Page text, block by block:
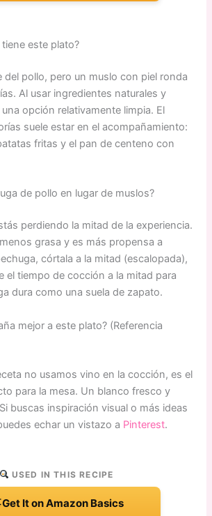
este plato?
del pollo, pero un muslo con piel ronda
Al usar ingredientes naturales y
opción relativamente limpia. El
suele estar en el acompañamiento:
fritas y el pan de centeno con
de pollo en lugar de muslos?
perdiendo la mitad de la experiencia.
grasa y es más propensa a
córtala a la mitad (escalopada),
el tiempo de cocción a la mitad para
dura como una suela de zapato.
mejor a este plato? (Referencia
no usamos vino en la cocción, es el
para la mesa. Un blanco fresco y
buscas inspiración visual o más ideas
echar un vistazo a Pinterest.
USED IN THIS RECIPE
Get It on Amazon Basics